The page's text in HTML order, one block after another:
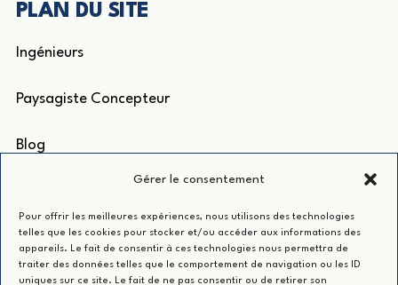
Gérer le consentement
Pour offrir les meilleures expériences, nous utilisons des technologies
telles que les cookies pour stocker et/ou accéder aux informations des
appareils. Le fait de consentir à ces technologies nous permettra de
traiter des données telles que le comportement de navigation ou les ID
uniques sur ce site. Le fait de ne pas consentir ou de retirer son
PLAN DU SITE
Ingénieurs
Paysagiste Concepteur
Blog
ACCÈS RAPIDE
Groupe INSA